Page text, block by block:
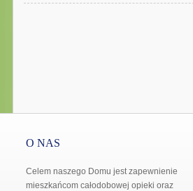
O NAS
Celem naszego Domu jest zapewnienie
mieszkańcom całodobowej opieki oraz